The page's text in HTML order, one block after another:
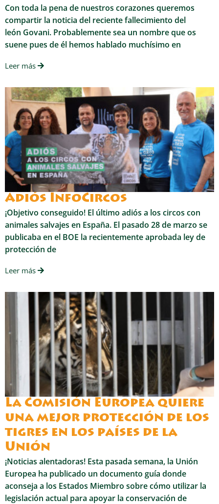
Con toda la pena de nuestros corazones queremos
compartir la noticia del reciente fallecimiento del
león Govani. Probablemente sea un nombre que os
suene pues de él hemos hablado muchísimo en
Leer más
Adiós InfoCircos
¡Objetivo conseguido! El último adiós a los circos con
animales salvajes en España. El pasado 28 de marzo se
publicaba en el BOE la recientemente aprobada ley de
protección de
Leer más
La Comisión Europea quiere
una mejor protección de los
tigres en los países de la
Unión
¡Noticias alentadoras! Esta pasada semana, la Unión
Europea ha publicado un documento guía donde
aconseja a los Estados Miembro sobre cómo utilizar la
legislación actual para apoyar la conservación de